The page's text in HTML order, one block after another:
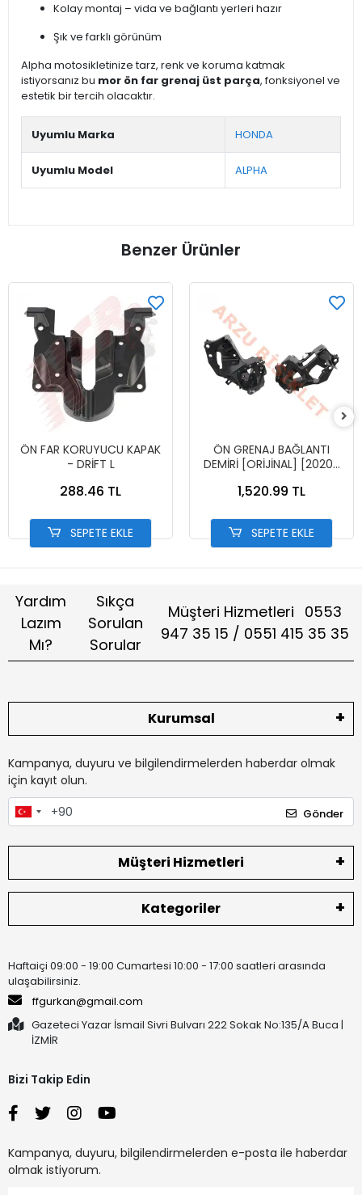
Kolay montaj – vida ve bağlantı yerleri hazır
Şık ve farklı görünüm
Alpha motosikletinize tarz, renk ve koruma katmak
istiyorsanız bu mor ön far grenaj üst parça, fonksiyonel ve
estetik bir tercih olacaktır.
Uyumlu Marka HONDA
Uyumlu Model ALPHA
Benzer Ürünler
ÖN FAR KORUYUCU KAPAK
- DRİFT L
288.46 TL
SEPETE EKLE
ÖN GRENAJ BAĞLANTI
DEMİRİ [ORİJİNAL] [2020-
1,520.99 TL
SEPETE EKLE
Yardım
Lazım
Mı?
Sıkça
Sorulan
Sorular
Müşteri Hizmetleri 0553
947 35 15 / 0551 415 35 35
Kurumsal
Kampanya, duyuru ve bilgilendirmelerden haberdar olmak
için kayıt olun.
Gönder
Müşteri Hizmetleri
Kategoriler
Haftaiçi 09:00 - 19:00 Cumartesi 10:00 - 17:00 saatleri arasında
ulaşabilirsiniz.
ffgurkan@gmail.com
Gazeteci Yazar İsmail Sivri Bulvarı 222 Sokak No:135/A Buca |
İZMİR
Bizi Takip Edin
Kampanya, duyuru, bilgilendirmelerden e-posta ile haberdar
olmak istiyorum.